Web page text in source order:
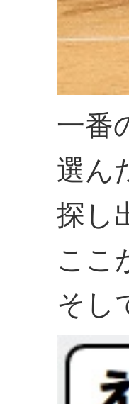
一番
選ん
探し
ここ
そし